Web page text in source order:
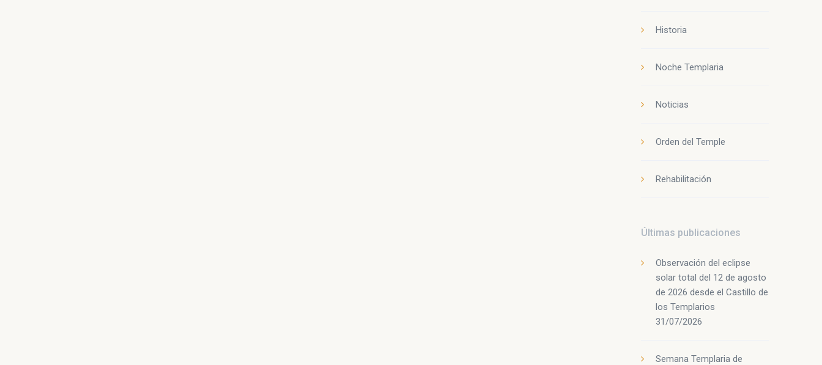
Historia
Noche Templaria
Noticias
Orden del Temple
Rehabilitación
Últimas publicaciones
Observación del eclipse
solar total del 12 de agosto
de 2026 desde el Castillo de
los Templarios
31/07/2026
Semana Templaria de